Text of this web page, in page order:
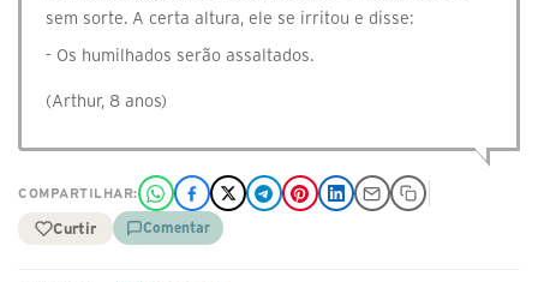
sem sorte. A certa altura, ele se irritou e disse:
- Os humilhados serão assaltados.
(Arthur, 8 anos)
COMPARTILHAR:
Curtir Comentar